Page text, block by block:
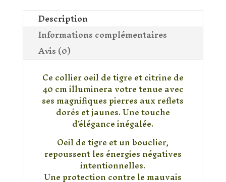
de
Tigre
&
Citrine
Description
Informations complémentaires
Avis (0)
Ce collier oeil de tigre et citrine de
40 cm illuminera votre tenue avec
ses magnifiques pierres aux reflets
dorés et jaunes. Une touche
d'élégance inégalée.
Oeil de tigre et un bouclier,
repoussent les énergies négatives
intentionnelles.
Une protection contre le mauvais